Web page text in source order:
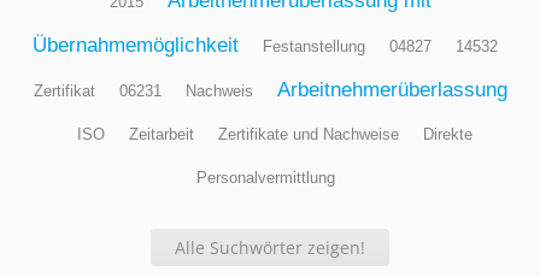
Übernahmemöglichkeit
Festanstellung 04827 14532
Zertifikat 06231 Nachweis Arbeitnehmerüberlassung
ISO Zeitarbeit Zertifikate und Nachweise Direkte
Personalvermittlung
Alle Suchwörter zeigen!